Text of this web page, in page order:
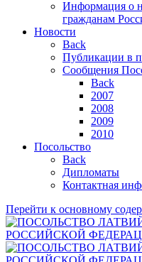
Информация о
гражданам
Новости
Back
Публикации в
Сообщения
Back
2007
2008
2009
2010
Посольство
Back
Дипломаты
Контактная
Перейти к основному